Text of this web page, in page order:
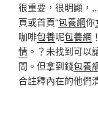
很重要，很明顯，
頁或首頁“包養網你
咖啡包養呢包養網
情 。？未找到可以
間。但拿到錢包養
合註釋內在的他們